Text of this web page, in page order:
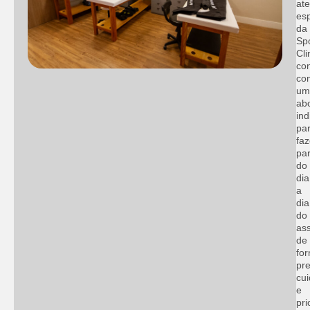
da
do
dia
a
dia
do
de
e